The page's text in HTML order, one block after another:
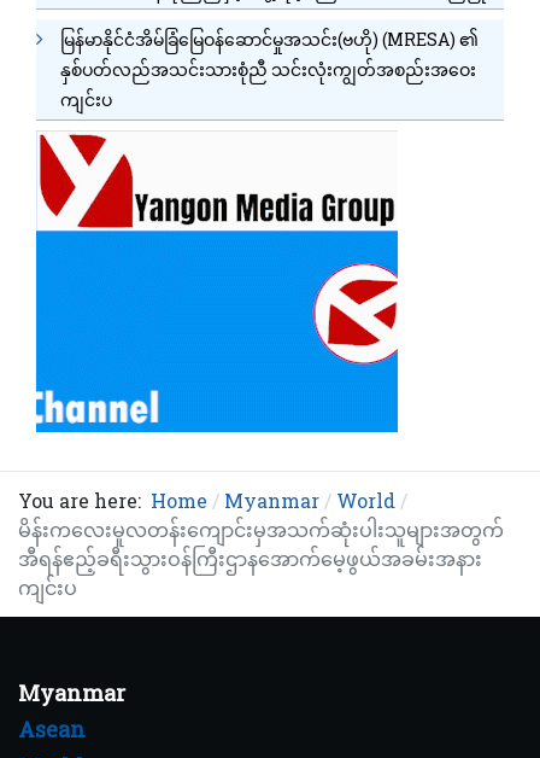
မြန်မာနိုင်ငံအိမ်ခြံမြေဝန်ဆောင်မှုအသင်း(ဗဟို) (MRESA) ၏
နှစ်ပတ်လည်အသင်းသားစုံညီ သင်းလုံးကျွတ်အစည်းအဝေး
ကျင်းပ
You are here: Home Myanmar
World
မိန်းကလေးမူလတန်းကျောင်းမှအသက်ဆုံးပါးသူများအတွက်
အီရန်ဧည့်ခရီးသွားဝန်ကြီးဌာနအောက်မေ့ဖွယ်အခမ်းအနား
ကျင်းပ
Myanmar
Asean